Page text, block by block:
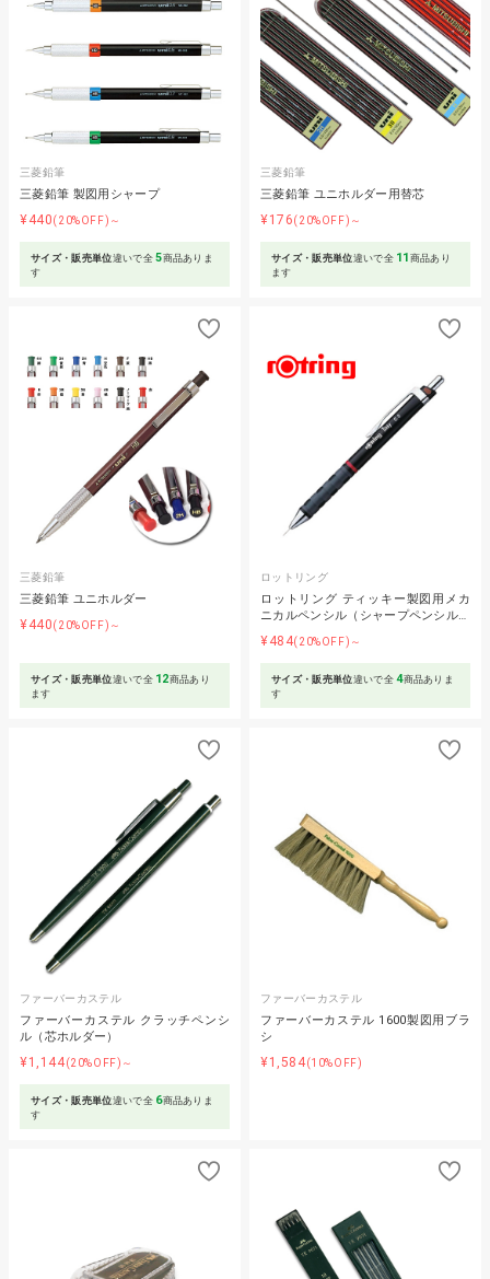
三菱鉛筆
三菱鉛筆 製図用シャープ
¥440(20%OFF)～
サイズ・販売単位違いで全5商品ありま
す
三菱鉛筆
三菱鉛筆 ユニホルダー用替芯
¥176(20%OFF)～
サイズ・販売単位違いで全 11 商品あり
ます
三菱鉛筆
三菱鉛筆 ユニホルダー
¥440(20%OFF)～
サイズ・販売単位違いで全 12商品あり
ます
ロットリング
ロットリング ティッキー製図用メカ
ニカルペンシル（シャープペンシル…
¥484(20%OFF)～
サイズ・販売単位違いで全4商品ありま
す
ファーバーカステル
ファーバーカステル クラッチペンシ
ル（芯ホルダー）
¥1,144(20%OFF)～
サイズ・販売単位違いで全 6商品ありま
す
ファーバーカステル
ファーバーカステル 1600製図用ブラ
シ
¥1,584(10%OFF)